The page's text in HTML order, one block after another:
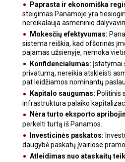
Paprasta ir ekonomiška
steigimas Panamoje yra
nereikalauja asmeninio
Mokesčių efektyvumas:
sistema reiškia, kad ofšorinės
pajamas užsienyje, nemoka
Konfidencialumas: Įstatymai
privatumą, nereikia atskleisti
pat leidžiamos nominantų
Kapitalo saugumas: Politinis
infrastruktūra palaiko
Nėra turto eksporto
perkelti turtą iš Panamos.
Investicinės paskatos:
daugybė paskatų įvairiose
Atleidimas nuo ataskaitų